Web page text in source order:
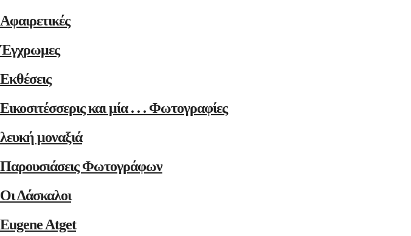
Αφαιρετικές
Έγχρωμες
Εκθέσεις
Εικοσιτέσσερις και μία . . . Φωτογραφίες
λευκή μοναξιά
Παρουσιάσεις Φωτογράφων
Οι Δάσκαλοι
Eugene Atget